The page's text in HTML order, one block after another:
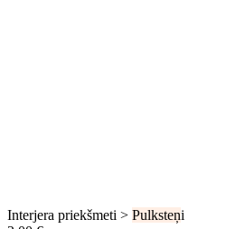
Interjera priekšmeti > Pulksteņi